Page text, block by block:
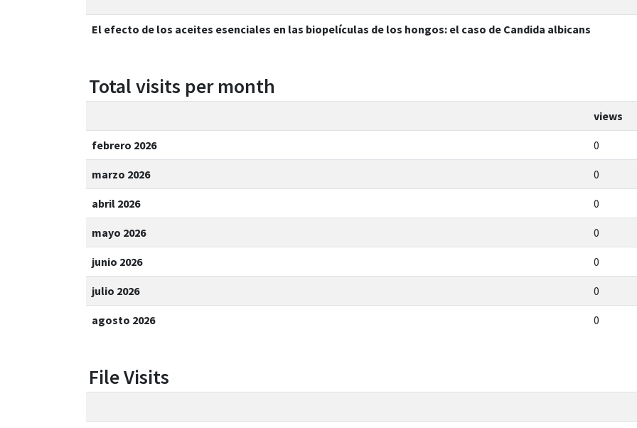
El efecto de los aceites esenciales en las biopelículas de los hongos: el caso de Candida albicans
Total visits per month
views
febrero 2026 0
marzo 2026 0
abril 2026 0
mayo 2026 0
junio 2026 0
julio 2026 0
agosto 2026 0
File Visits